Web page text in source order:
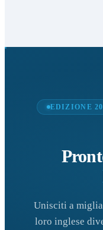
EDIZIONE
Unisciti a
loro inglese